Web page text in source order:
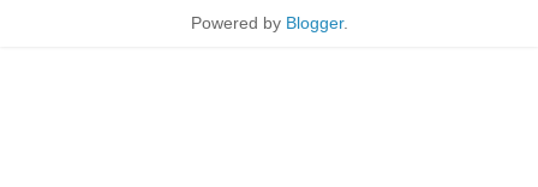
Powered by Blogger.